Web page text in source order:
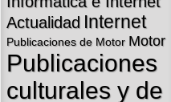
Actualidad Internet
Publicaciones de Motor Motor
Publicaciones
culturales y de